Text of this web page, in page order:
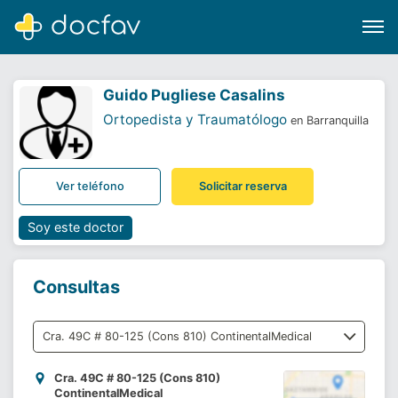
Software para clínicas
¿Eres un doctor?
Guido Pugliese Casalins
Ortopedista y Traumatólogo en Barranquilla
Ver teléfono Solicitar reserva
Soy este doctor
Consultas
Cra. 49C # 80-125 (Cons 810)
ContinentalMedical